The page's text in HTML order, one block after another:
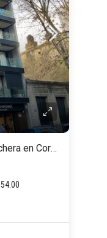
Apartamento en venta c/ cochera en Cordón
54.00